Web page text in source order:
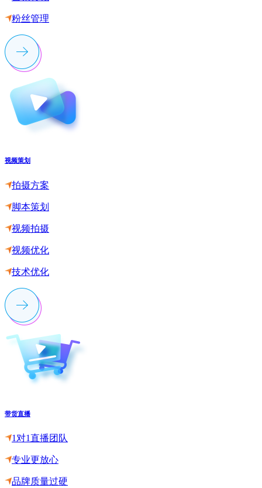
粉丝管理
视频策划
拍摄方案
脚本策划
视频拍摄
视频优化
技术优化
带货直播
1对1直播团队
专业更放心
品牌质量过硬